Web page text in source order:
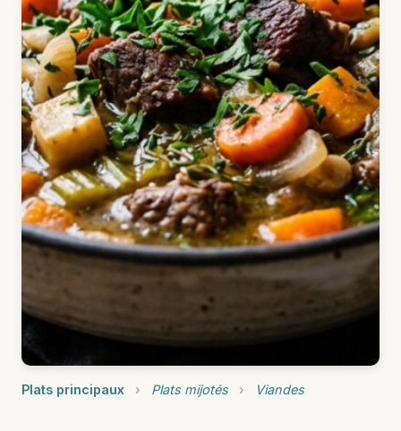
Plats principaux › Plats mijotés › Viandes